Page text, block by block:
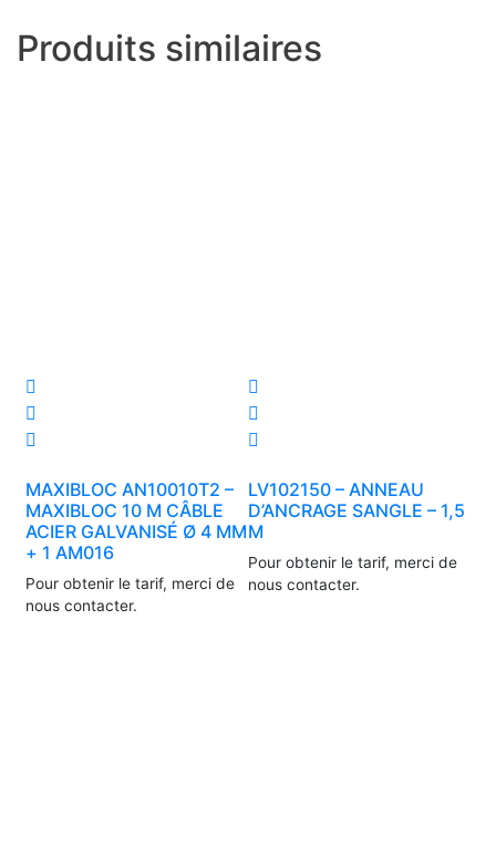
Produits similaires
MAXIBLOC AN10010T2 –
MAXIBLOC 10 M CÂBLE
ACIER GALVANISÉ Ø 4 MM
+ 1 AM016
Pour obtenir le tarif, merci de
nous contacter.
LV102150 – ANNEAU
D’ANCRAGE SANGLE – 1,5
M
Pour obtenir le tarif, merci de
nous contacter.